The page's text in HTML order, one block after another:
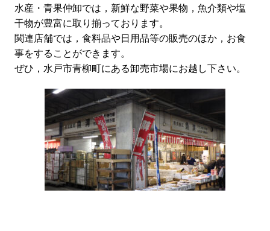
水産・青果仲卸では，新鮮な野菜や果物，魚介類や塩
干物が豊富に取り揃っております。
関連店舗では，食料品や日用品等の販売のほか，お食
事をすることができます。
ぜひ，水戸市青柳町にある卸売市場にお越し下さい。